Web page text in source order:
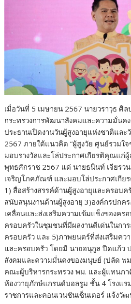
เมื่อวันที่ 5 เมษายน 2567 นายวราวุธ ศิ
กระทรวงการพัฒนาสังคมและความมั่นค
ประธานเปิดงานวันผู้สูงอายุแห่งชาติแล
2567 ภายใต้แนวคิด “ผู้สูงวัย ศูนย์รวมใ
มอบรางวัลและโล่ประกาศเกียรติคุณแก่
พุทธศักราช 2567 แด่ นายธนินท์ เจียรว
เจริญโภคภัณฑ์ และมอบโล่ประกาศเกีย
1) สื่อสร้างสรรค์ด้านผู้สูงอายุและครอบค
สนับสนุนงานด้านผู้สูงอายุ 3)องค์กรปกค
เคลื่อนและส่งเสริมความเข้มแข็งของค
ครอบครัวในชุมชนที่มีผลงานดีเด่นในกา
ครอบครัว และ 5)ภาพยนตร์ที่ส่งเสริมคว
และครอบครัว โดยมี นายอนุกูล ปีดแก้ว
สังคมและความมั่นคงของมนุษย์ (ปลัด พ
คณะผู้บริหารกระทรวง พม. และผู้แทนภา
ห้องวายุภักษ์แกรนด์บอลรูม ชั้น 4 โรงแร
ราชการและคอนเวนชันเซ็นเตอร์ แจ้งวัฒ